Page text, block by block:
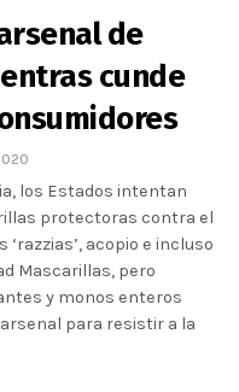
de
cunde
los Estados intentan
protectoras contra el
acopio e incluso
Mascarillas, pero
y monos enteros
para resistir a la